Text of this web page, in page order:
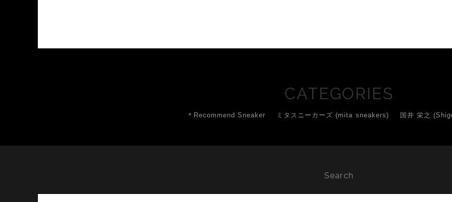
CATEGORIES
＊Recommend Sneaker ミタスニーカーズ (mita sneakers) 国井 栄之
Search